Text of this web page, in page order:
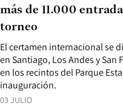
03 JULIO
El certamen internacional se
en Santiago, Los Andes y
en los recintos del Parque
inauguración.
más de 11.000
torneo